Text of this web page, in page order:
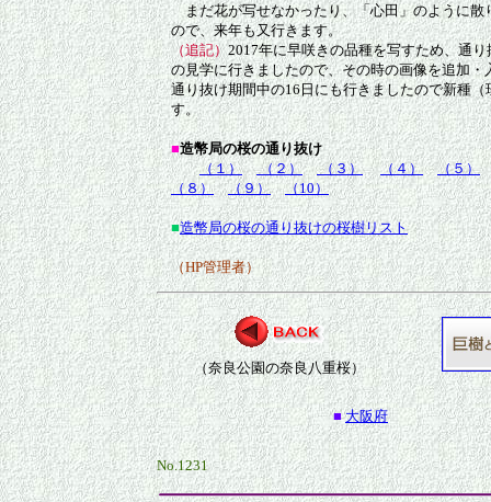
まだ花が写せなかったり、「心田」のように散
ので、来年も又行きます。
（追記）2017年に早咲きの品種を写すため、通
の見学に行きましたので、その時の画像を追加・
通り抜け期間中の16日にも行きましたので新種
す。
■造幣局の桜の通り抜け
（１）
（２） （３） （４）
（５）
（８）
（９） （10）
■造幣局の桜の通り抜けの桜樹リスト
（HP管理者）
（奈良公園の奈良八重桜）
■ 大阪府
No.1231